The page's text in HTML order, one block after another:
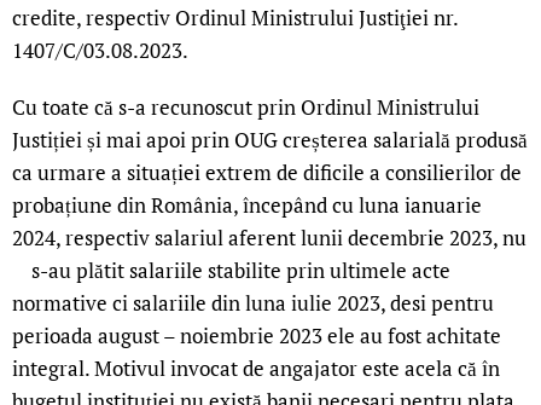
credite, respectiv Ordinul Ministrului Justiţiei nr.
1407/C/03.08.2023.
Cu toate că s-a recunoscut prin Ordinul Ministrului
Justiției și mai apoi prin OUG creșterea salarială produsă
ca urmare a situației extrem de dificile a consilierilor de
probațiune din România, începând cu luna ianuarie
2024, respectiv salariul aferent lunii decembrie 2023, nu
s-au plătit salariile stabilite prin ultimele acte
normative ci salariile din luna iulie 2023, desi pentru
perioada august – noiembrie 2023 ele au fost achitate
integral. Motivul invocat de angajator este acela că în